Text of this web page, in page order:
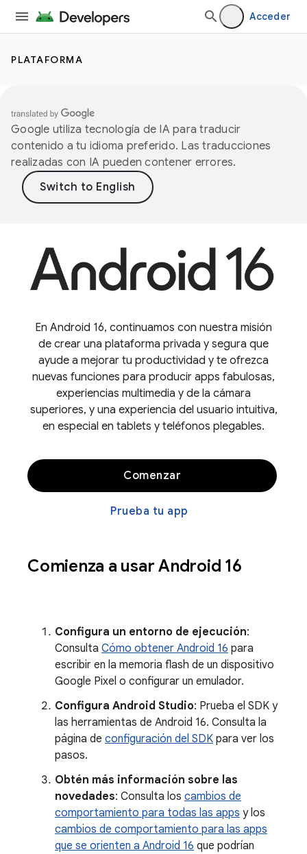
Acceder
PLATAFORMA
Google utiliza tecnología de IA para traducir
contenido a tu idioma preferido. Las traducciones
realizadas con IA pueden contener errores.
En Android 16, continuamos con nuestra misión
de crear una plataforma privada y segura que
ayude a mejorar tu productividad y te ofrezca
nuevas funciones para producir apps fabulosas,
experiencias multimedia y de la cámara
superiores, y una experiencia del usuario intuitiva,
en especial en tablets y teléfonos plegables.
Comenzar
Prueba tu app
Comienza a usar Android 16
Configura un entorno de ejecución:
Consulta Cómo obtener Android 16 para
escribir en la memoria flash de un dispositivo
Google Pixel o configurar un emulador.
Configura Android Studio: Prueba el SDK y
las herramientas de Android 16. Consulta la
página de configuración del SDK para ver los
pasos.
Obtén más información sobre las
novedades: Consulta los cambios de
comportamiento para todas las apps y los
cambios de comportamiento para las apps
que se orienten a Android 16 que podrían